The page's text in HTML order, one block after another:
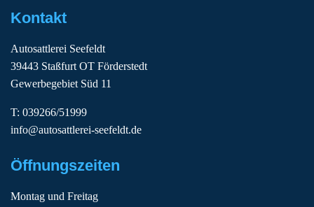
Kontakt
Autosattlerei Seefeldt
39443 Staßfurt OT Förderstedt
Gewerbegebiet Süd 11
T: 039266/51999
info@autosattlerei-seefeldt.de
Öffnungszeiten
Montag und Freitag